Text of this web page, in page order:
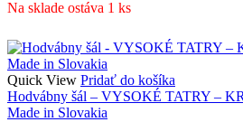
Na sklade ostáva 1 ks
Quick View Pridať do košíka
Hodvábny šál – VYSOKÉ TATRY –
Made in Slovakia